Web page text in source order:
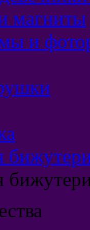
магниты
и